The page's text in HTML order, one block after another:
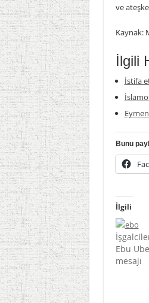
ve
Kaynak:
İlgili
İstifa
Bunu
İlgili
Ebu
mesajı